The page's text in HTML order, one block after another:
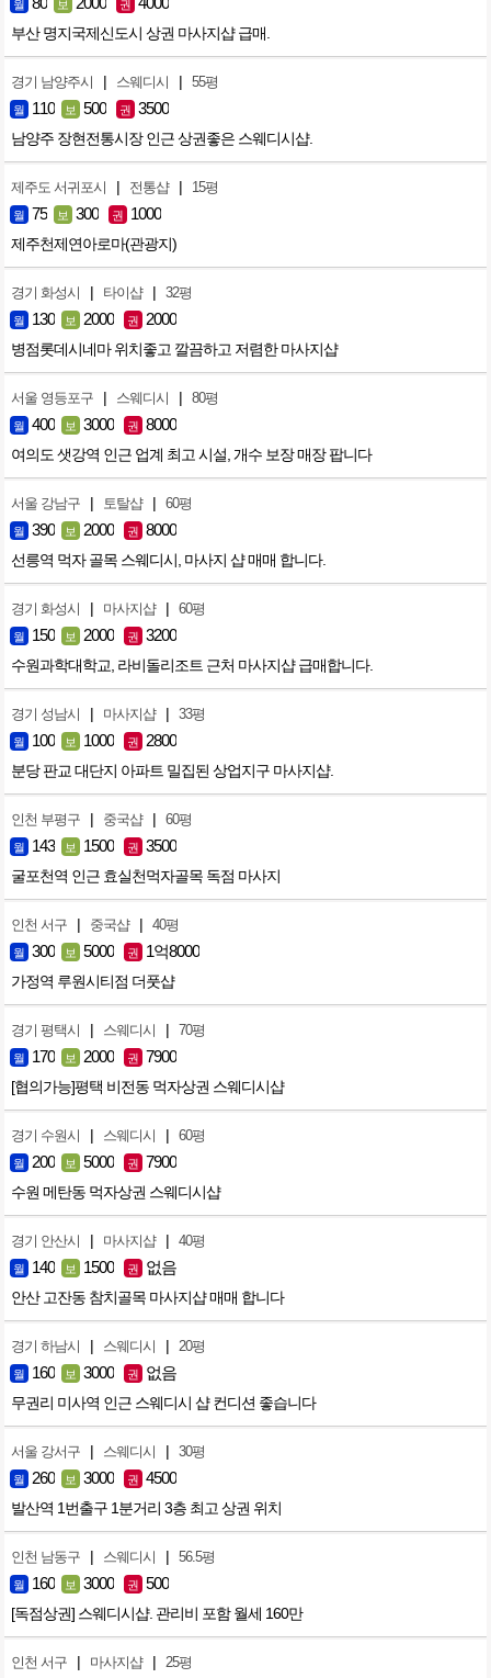
월 보 권
부산 명지국제신도시 상권 마사지샵 급매.
경기 남양주시 | 스웨디시 | 55평
월 110 보 500 권 3500
남양주 장현전통시장 인근 상권좋은 스웨디시샵.
제주도 서귀포시 | 전통샵 | 15평
월 75 보 300 권 1000
제주천제연아로마(관광지)
경기 화성시 | 타이샵 | 32평
월 130 보 2000 권 2000
병점롯데시네마 위치좋고 깔끔하고 저렴한 마사지샵
서울 영등포구 | 스웨디시 | 80평
월 400 보 3000 권 8000
여의도 샛강역 인근 업계 최고 시설, 개수 보장 매장 팝니다
서울 강남구 | 토탈샵 | 60평
월 390 보 2000 권 8000
선릉역 먹자 골목 스웨디시, 마사지 샵 매매 합니다.
경기 화성시 | 마사지샵 | 60평
월 150 보 2000 권 3200
수원과학대학교, 라비돌리조트 근처 마사지샵 급매합니다.
경기 성남시 | 마사지샵 | 33평
월 100 보 1000 권 2800
분당 판교 대단지 아파트 밀집된 상업지구 마사지샵.
인천 부평구 | 중국샵 | 60평
월 143 보 1500 권 3500
굴포천역 인근 효실천먹자골목 독점 마사지
인천 서구 | 중국샵 | 40평
월 300 보 5000 권 1억8000
가정역 루원시티점 더풋샵
경기 평택시 | 스웨디시 | 70평
월 170 보 2000 권 7900
[협의가능]평택 비전동 먹자상권 스웨디시샵
경기 수원시 | 스웨디시 | 60평
월 200 보 5000 권 7900
수원 메탄동 먹자상권 스웨디시샵
경기 안산시 | 마사지샵 | 40평
월 140 보 1500 권 없음
안산 고잔동 참치골목 마사지샵 매매 합니다
경기 하남시 | 스웨디시 | 20평
월 160 보 3000 권 없음
무권리 미사역 인근 스웨디시 샵 컨디션 좋습니다
서울 강서구 | 스웨디시 | 30평
월 260 보 3000 권 4500
발산역 1번출구 1분거리 3층 최고 상권 위치
인천 남동구 | 스웨디시 | 56.5평
월 160 보 3000 권 500
[독점상권] 스웨디시샵. 관리비 포함 월세 160만
인천 서구 | 마사지샵 | 25평